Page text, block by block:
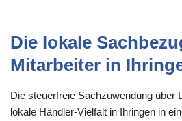
Die lokale
Mitarbeiter in
Die steuerfreie Sachzuwendung über
lokale Händler-Vielfalt in Ihringen in